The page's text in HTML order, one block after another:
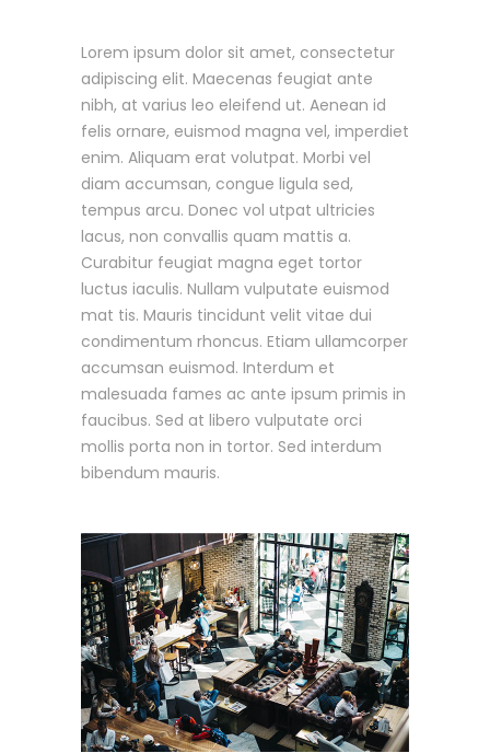
Lorem ipsum dolor sit amet, consectetur
adipiscing elit. Maecenas feugiat ante
nibh, at varius leo eleifend ut. Aenean id
felis ornare, euismod magna vel, imperdiet
enim. Aliquam erat volutpat. Morbi vel
diam accumsan, congue ligula sed,
tempus arcu. Donec vol utpat ultricies
lacus, non convallis quam mattis a.
Curabitur feugiat magna eget tortor
luctus iaculis. Nullam vulputate euismod
mat tis. Mauris tincidunt velit vitae dui
condimentum rhoncus. Etiam ullamcorper
accumsan euismod. Interdum et
malesuada fames ac ante ipsum primis in
faucibus. Sed at libero vulputate orci
mollis porta non in tortor. Sed interdum
bibendum mauris.